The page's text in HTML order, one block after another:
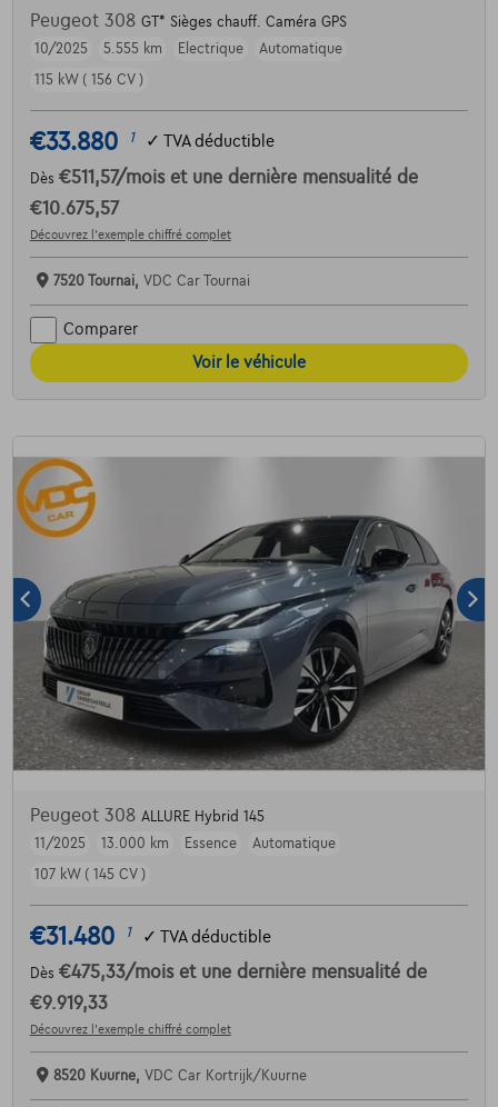
Peugeot 308 GT* Sièges chauff. Caméra GPS
10/2025
5.555 km Electrique
Automatique
115 kW ( 156 CV )
€33.880 1 ✓ TVA déductible
Dès €511,57/mois et une dernière mensualité de
€10.675,57
Découvrez l’exemple chiffré complet
7520 Tournai, VDC Car Tournai
Comparer
Voir le véhicule
Peugeot 308 ALLURE Hybrid 145
11/2025
13.000 km Essence
Automatique
107 kW ( 145 CV )
€31.480 1 ✓ TVA déductible
Dès €475,33/mois et une dernière mensualité de
€9.919,33
Découvrez l’exemple chiffré complet
8520 Kuurne, VDC Car Kortrijk/Kuurne